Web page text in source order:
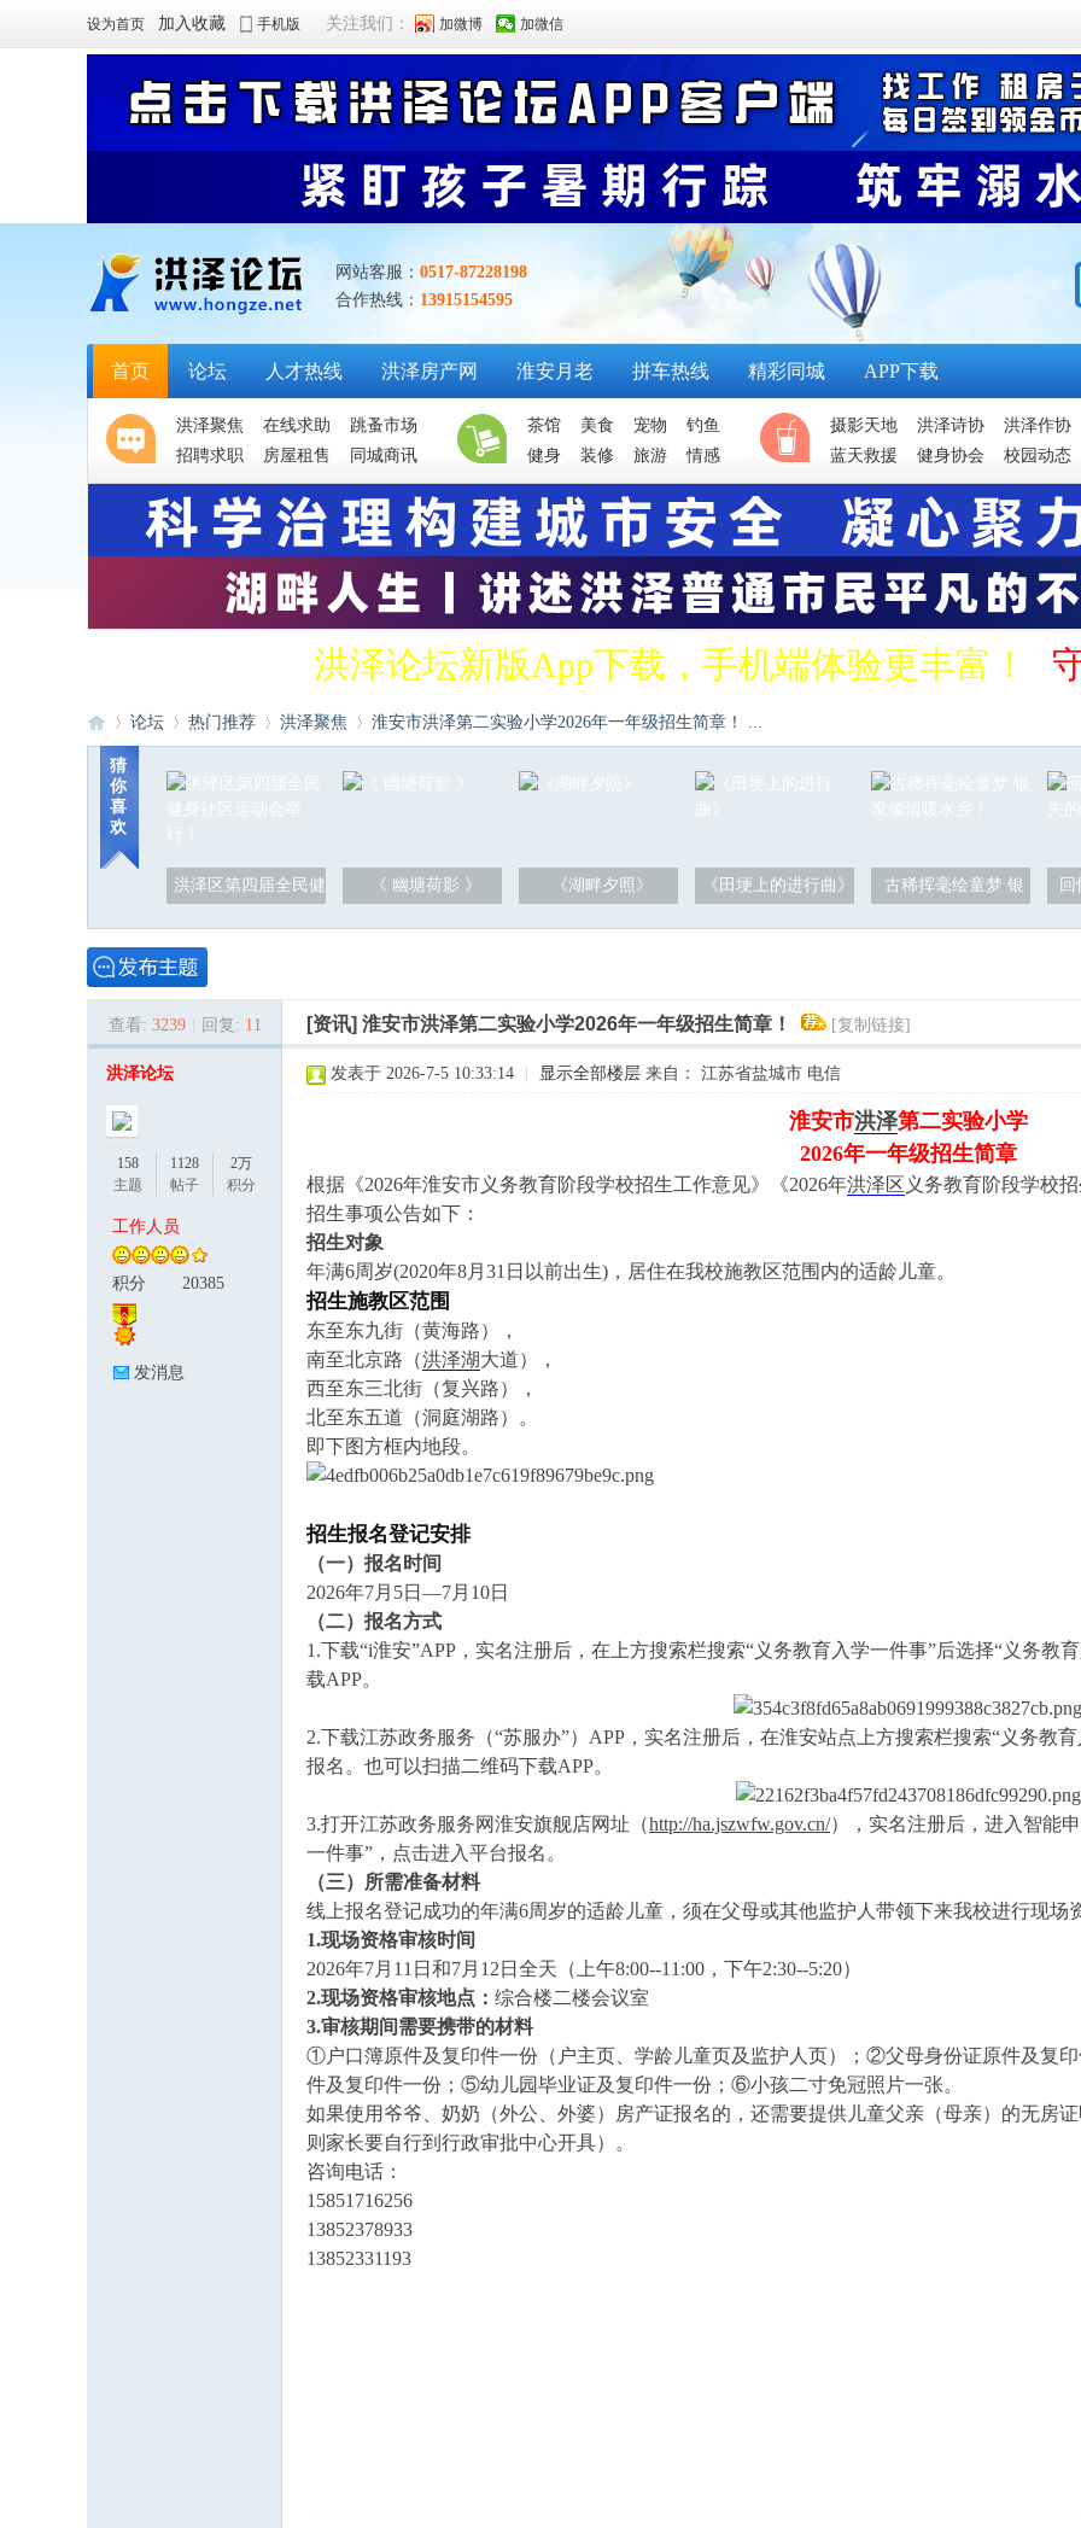
设为首页 加入收藏 手机版 关注我们： 加微博 加微信
网站客服： 0517-87228198
合作热线： 13915154595
首页 论坛 人才热线 洪泽房产网 淮安月老 拼车热线 精彩同城 APP下载
洪泽聚焦 在线求助
跳蚤市场
招聘求职
房屋租售 同城商讯
茶馆 美食 宠物
钓鱼
健身
装修 旅游 情感
摄影天地 洪泽诗协
洪泽作协
蓝天救援
健身协会 校园动态
洪泽论坛新版App下载，手机端体验更丰富！
»
论坛
›
热门推荐 洪泽聚焦 淮安市洪泽第二实验小学2026年一年级招生简章！ ...
猜
你
喜
欢
洪泽区第四届全民健 《 幽塘荷影 》 《湖畔夕照》 《田埂上的进行曲》 古稀挥毫绘童梦 银 回
查看: 3239 回复: 11 [资讯] 淮安市洪泽第二实验小学2026年一年级招生简章！ [复制链接]
洪泽论坛
158
主题
1128
帖子
2万
积分
工作人员
积分 20385
发消息
发表于 2026-7-5 10:33:14 显示全部楼层 来自： 江苏省盐城市 电信
淮安市洪泽第二实验小学
2026年一年级招生简章
根据《2026年淮安市义务教育阶段学校招生工作意见》《2026年洪泽区 义务教育阶段学校
招生事项公告如下：
招生对象
年满6周岁(2020年8月31日以前出生)，居住在我校施教区范围内的适龄儿童。
招生施教区范围
东至东九街（黄海路），
南至北京路（洪泽湖大道），
西至东三北街（复兴路），
北至东五道（洞庭湖路）。
即下图方框内地段。
招生报名登记安排
（一）报名时间
2026年7月5日—7月10日
（二）报名方式
1.下载“i淮安”APP，实名注册后，在上方搜索栏搜索“义务教育入学一件事”后选择“义务教
载APP。
2.下载江苏政务服务（“苏服办”）APP，实名注册后，在淮安站点上方搜索栏搜索“义务教
报名。也可以扫描二维码下载APP。
3.打开江苏政务服务网淮安旗舰店网址（http://ha.jszwfw.gov.cn/），实名注册后，进入智能
一件事”，点击进入平台报名。
（三）所需准备材料
线上报名登记成功的年满6周岁的适龄儿童，须在父母或其他监护人带领下来我校进行现
1.现场资格审核时间
2026年7月11日和7月12日全天（上午8:00--11:00，下午2:30--5:20）
2.现场资格审核地点： 综合楼二楼会议室
3.审核期间需要携带的材料
①户口簿原件及复印件一份（户主页、学龄儿童页及监护人页）；②父母身份证原件及复
件及复印件一份；⑤幼儿园毕业证及复印件一份；⑥小孩二寸免冠照片一张。
如果使用爷爷、奶奶（外公、外婆）房产证报名的，还需要提供儿童父亲（母亲）的无房
则家长要自行到行政审批中心开具）。
咨询电话：
15851716256
13852378933
13852331193